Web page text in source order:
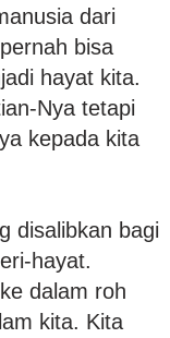
dari
bisa
hayat kita.
Nya tetapi
kepada kita
disalibkan bagi
hayat.
dalam roh
kita. Kita